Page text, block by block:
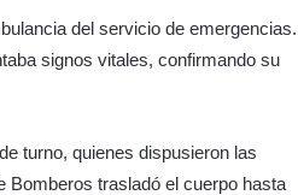
del servicio de emergencias.
signos vitales, confirmando su
turno, quienes dispusieron las
Bomberos trasladó el cuerpo hasta